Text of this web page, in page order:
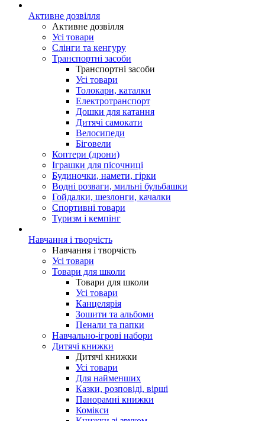
Активне дозвілля
Активне дозвілля
Усі товари
Слінги та кенгуру
Транспортні засоби
Транспортні засоби
Усі товари
Толокари, каталки
Електротранспорт
Дошки для катання
Дитячі самокати
Велосипеди
Біговели
Коптери (дрони)
Іграшки для пісочниці
Будиночки, намети, гірки
Водні розваги, мильні бульбашки
Гойдалки, шезлонги, качалки
Спортивні товари
Туризм і кемпінг
Навчання і творчість
Навчання і творчість
Усі товари
Товари для школи
Товари для школи
Усі товари
Канцелярія
Зошити та альбоми
Пенали та папки
Навчально-ігрові набори
Дитячі книжки
Дитячі книжки
Усі товари
Для найменших
Казки, розповіді, вірші
Панорамні книжки
Комікси